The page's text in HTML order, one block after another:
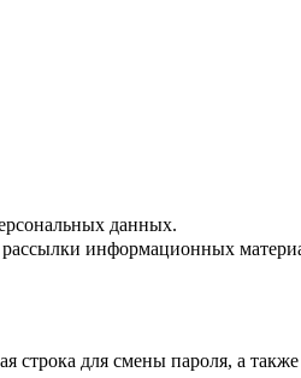
данных.
информационных
строка для смены пароля, а